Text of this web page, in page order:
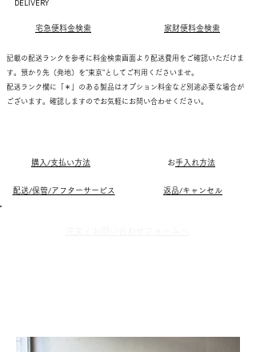
DELIVERY
宅急便料金検索 家財便料金検索
記載の配送ランクを参考に料金検索画面より配送費用をご確認いただけま
す。預かり先（発地）を"東京"としてご利用くださいませ。
配送ランク欄に「＊」のある製品はオプション料金など別途必要な場合が
ございます。確認しますのでお気軽にお問い合わせください。
購入/支払い方法 ​お手入れ方法
配送/保管/アフターサービス 返品/キャンセル